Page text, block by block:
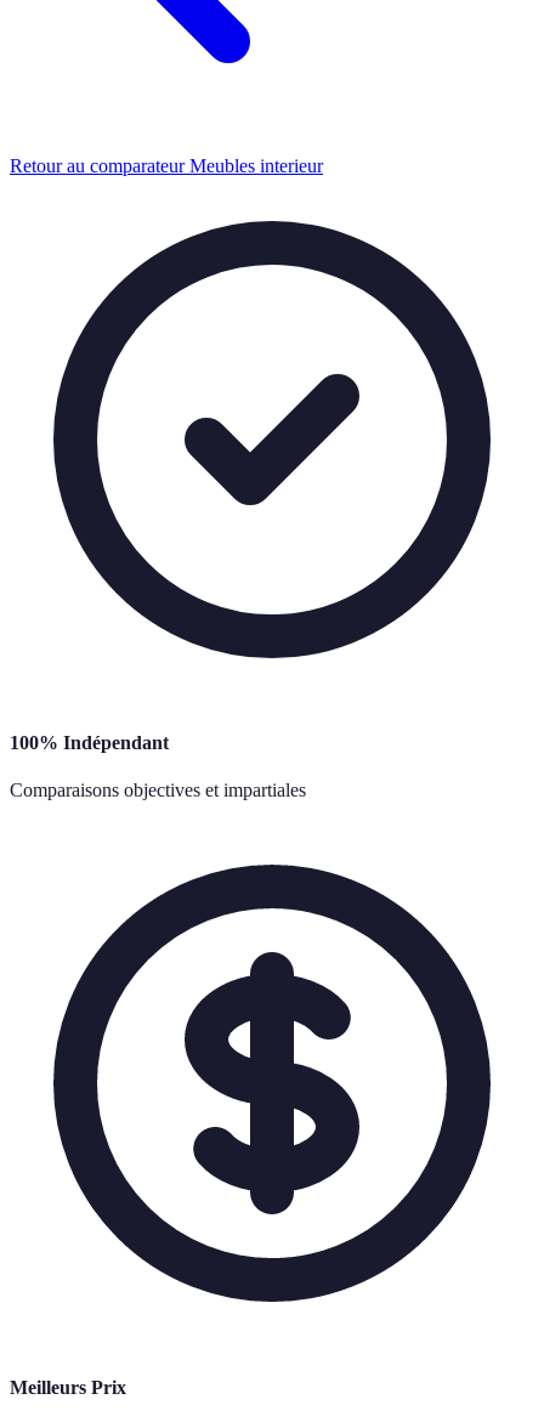
Retour au comparateur Meubles interieur
100% Indépendant
Comparaisons objectives et impartiales
Meilleurs Prix